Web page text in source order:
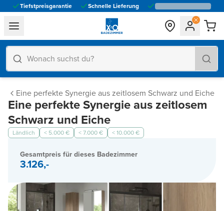
Tiefstpreisgarantie Schnelle Lieferung
general.navigation.toggle_menu.label
Eine perfekte Synergie aus zeitlosem Schwarz und Eiche
Eine perfekte Synergie aus zeitlosem
Schwarz und Eiche
Ländlich < 5.000 € < 7.000 € < 10.000 €
Gesamtpreis für dieses Badezimmer
3.126,-